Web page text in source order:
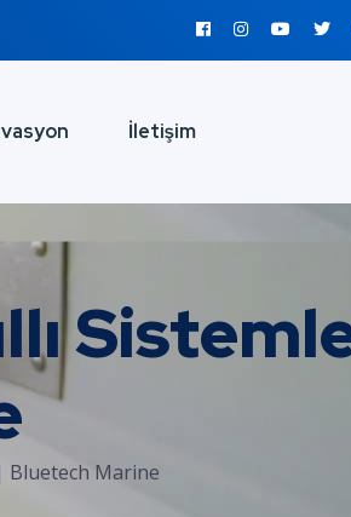
İletişim
Bluetech Marine